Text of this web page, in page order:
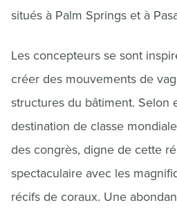
situés à Palm Springs et à
Les concepteurs se sont
créer des mouvements de
structures du bâtiment. Selon
destination de classe
des congrès, digne de cette
spectaculaire avec les
récifs de coraux. Une